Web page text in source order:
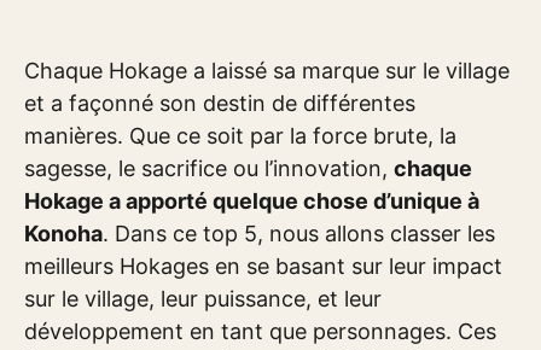
Chaque Hokage a laissé sa marque sur le village
et a façonné son destin de différentes
manières. Que ce soit par la force brute, la
sagesse, le sacrifice ou l’innovation, chaque
Hokage a apporté quelque chose d’unique à
Konoha. Dans ce top 5, nous allons classer les
meilleurs Hokages en se basant sur leur impact
sur le village, leur puissance, et leur
développement en tant que personnages. Ces